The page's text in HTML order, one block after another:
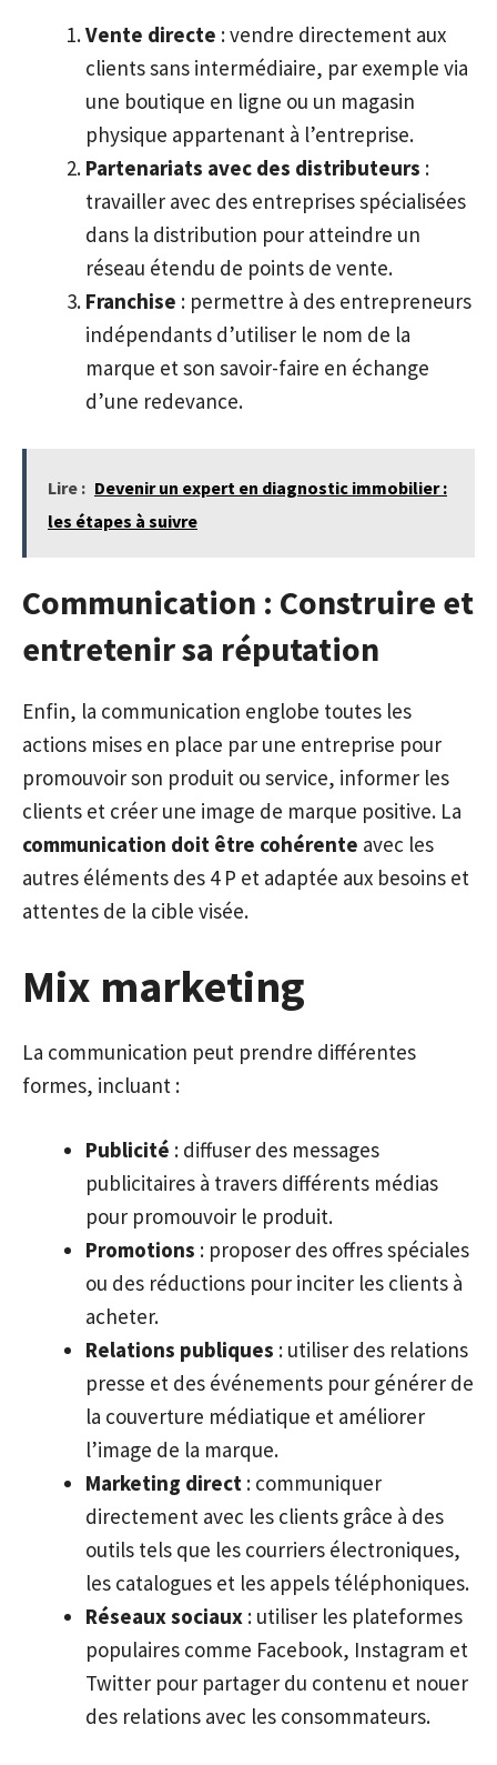
Vente directe : vendre directement aux
clients sans intermédiaire, par exemple via
une boutique en ligne ou un magasin
physique appartenant à l’entreprise.
Partenariats avec des distributeurs :
travailler avec des entreprises spécialisées
dans la distribution pour atteindre un
réseau étendu de points de vente.
Franchise : permettre à des entrepreneurs
indépendants d’utiliser le nom de la
marque et son savoir-faire en échange
d’une redevance.
Lire : Devenir un expert en diagnostic immobilier :
les étapes à suivre
Communication : Construire et
entretenir sa réputation
Enfin, la communication englobe toutes les
actions mises en place par une entreprise pour
promouvoir son produit ou service, informer les
clients et créer une image de marque positive. La
communication doit être cohérente avec les
autres éléments des 4 P et adaptée aux besoins et
attentes de la cible visée.
Mix marketing
La communication peut prendre différentes
formes, incluant :
Publicité : diffuser des messages
publicitaires à travers différents médias
pour promouvoir le produit.
Promotions : proposer des offres spéciales
ou des réductions pour inciter les clients à
acheter.
Relations publiques : utiliser des relations
presse et des événements pour générer de
la couverture médiatique et améliorer
l’image de la marque.
Marketing direct : communiquer
directement avec les clients grâce à des
outils tels que les courriers électroniques,
les catalogues et les appels téléphoniques.
Réseaux sociaux : utiliser les plateformes
populaires comme Facebook, Instagram et
Twitter pour partager du contenu et nouer
des relations avec les consommateurs.